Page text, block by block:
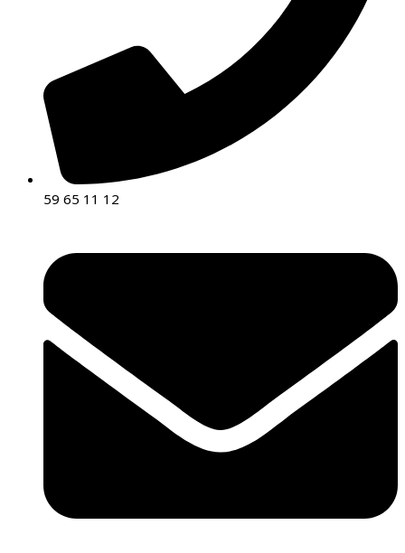
59 65 11 12